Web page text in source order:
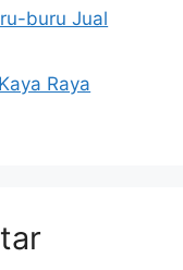
buru Jual
Raya